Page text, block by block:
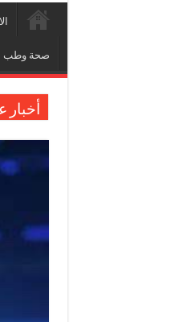
صحة وطب
أخبار